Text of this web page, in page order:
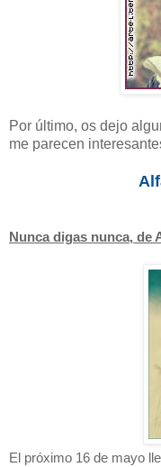
Por último, os dejo
me parecen
Nunca digas nunca, de
El próximo 16 de mayo